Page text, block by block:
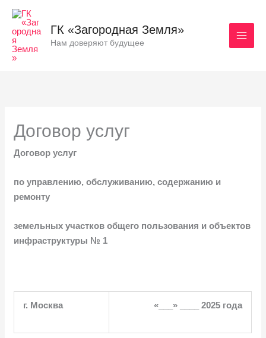
Перейти
содержимому
ГК «Загородная Земля»
Нам доверяют будущее
Договор услуг
Договор услуг
по управлению, обслуживанию, содержанию и
ремонту
земельных участков общего пользования и объектов
инфраструктуры № 1
г. Москва «___» ____ 2025 года